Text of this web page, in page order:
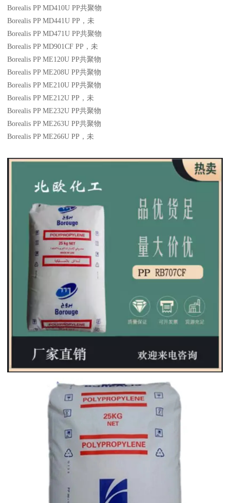
Borealis PP MD410U PP共聚物
Borealis PP MD441U PP ，未
Borealis PP MD471U PP共聚物
Borealis PP MD901CF PP ，未
Borealis PP ME120U PP共聚物
Borealis PP ME208U PP共聚物
Borealis PP ME210U PP共聚物
Borealis PP ME212U PP ，未
Borealis PP ME232U PP共聚物
Borealis PP ME263U PP共聚物
Borealis PP ME266U PP ，未